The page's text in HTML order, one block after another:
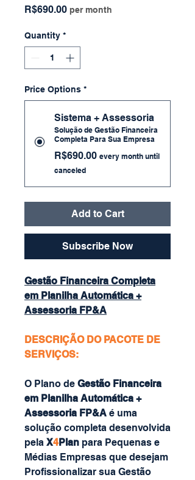
R$690.00Price
per month
Quantity *
Price Options *
Sistema + Assessoria
Solução de Gestão Financeira
Completa Para Sua Empresa
R$690.00 every month until
canceled
Add to Cart
Subscribe Now
Gestão Financeira Completa
em Planilha Automática +
Assessoria FP&A
DESCRIÇÃO DO PACOTE DE
SERVIÇOS:
O Plano de Gestão Financeira
em Planilha Automática +
Assessoria FP&A é uma
solução completa desenvolvida
pela X4Plan para Pequenas e
Médias Empresas que desejam
Profissionalizar sua Gestão